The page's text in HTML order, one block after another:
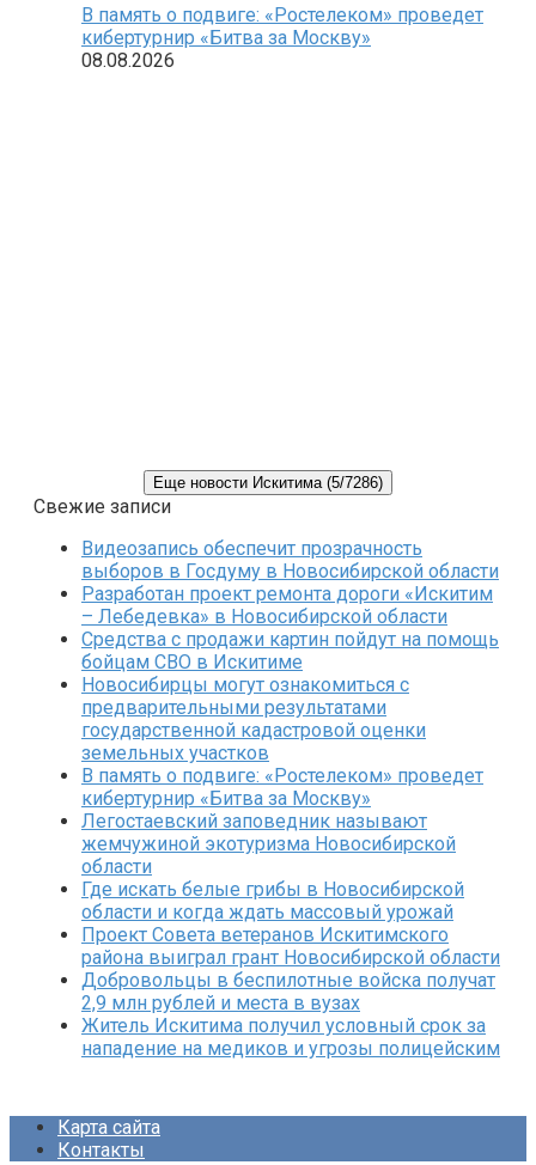
В память о подвиге: «Ростелеком» проведет
кибертурнир «Битва за Москву»
08.08.2026
Еще новости Искитима (5/7286)
Свежие записи
Видеозапись обеспечит прозрачность
выборов в Госдуму в Новосибирской области
Разработан проект ремонта дороги «Искитим
– Лебедевка» в Новосибирской области
Средства с продажи картин пойдут на помощь
бойцам СВО в Искитиме
Новосибирцы могут ознакомиться с
предварительными результатами
государственной кадастровой оценки
земельных участков
В память о подвиге: «Ростелеком» проведет
кибертурнир «Битва за Москву»
Легостаевский заповедник называют
жемчужиной экотуризма Новосибирской
области
Где искать белые грибы в Новосибирской
области и когда ждать массовый урожай
Проект Совета ветеранов Искитимского
района выиграл грант Новосибирской области
Добровольцы в беспилотные войска получат
2,9 млн рублей и места в вузах
Житель Искитима получил условный срок за
нападение на медиков и угрозы полицейским
Карта сайта
Контакты